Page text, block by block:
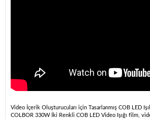
Video İçerik Oluşturucuları için Tasarlanmış COB LED
COLBOR 330W İki Renkli COB LED Video Işığı film,